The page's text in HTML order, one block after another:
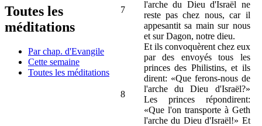
Toutes les
méditations
Par chap. d'Evangile
Cette semaine
Toutes les méditations
7
l'arche du Dieu d'Israël ne
reste pas chez nous, car il
appesantit sa main sur nous
et sur Dagon, notre dieu.
8
Et ils convoquèrent chez eux
par des envoyés tous les
princes des Philistins, et ils
dirent: «Que ferons-nous de
l'arche du Dieu d'Israël?»
Les princes répondirent:
«Que l'on transporte à Geth
l'arche du Dieu d'Israël!» Et